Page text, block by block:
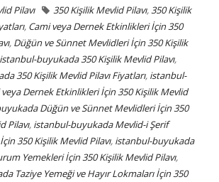
Pilavı 350 Kişilik Mevlid Pilavı,350 Kişilik
, Cami veya Dernek Etkinlikleri İçin 350
, Düğün ve Sünnet Mevlidleri İçin 350 Kişilik
istanbul-buyukada 350 Kişilik Mevlid Pilavı,
350 Kişilik Mevlid Pilavı Fiyatları, istanbul-
Dernek Etkinlikleri İçin 350 Kişilik Mevlid
Düğün ve Sünnet Mevlidleri İçin 350
Pilavı, istanbul-buyukada Mevlid-i Şerif
350 Kişilik Mevlid Pilavı, istanbul-buyukada
Yemekleri İçin 350 Kişilik Mevlid Pilavı,
Taziye Yemeği ve Hayır Lokmaları İçin 350